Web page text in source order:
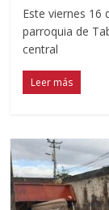
Este viernes 16
parroquia de
central
Leer más